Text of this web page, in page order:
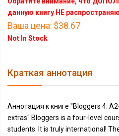
данную книгу НЕ
Ваша цена: $38.67
Not In Stock
Краткая аннотация
Аннотация к книге "Bloggers 4.
extras" Bloggers is a four-level
students. It is truly international!